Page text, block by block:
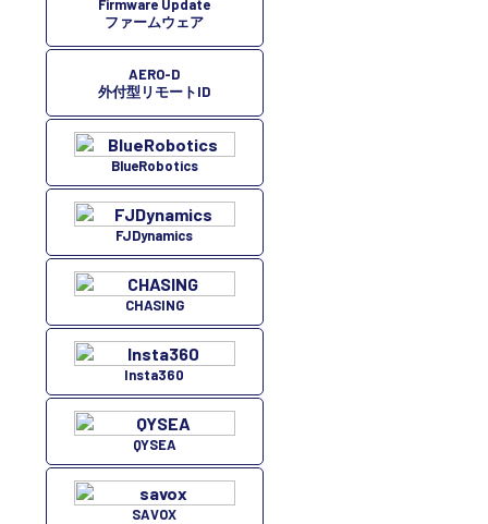
Firmware Update
ファームウェア
AERO-D
外付型リモートID
BlueRobotics
FJDynamics
CHASING
Insta360
QYSEA
SAVOX